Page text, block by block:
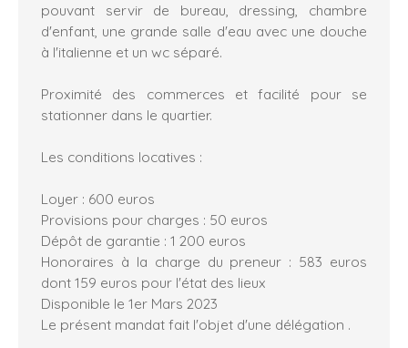
pouvant servir de bureau, dressing, chambre
d'enfant, une grande salle d'eau avec une douche
à l'italienne et un wc séparé.
Proximité des commerces et facilité pour se
stationner dans le quartier.
Les conditions locatives :
Loyer : 600 euros
Provisions pour charges : 50 euros
Dépôt de garantie : 1 200 euros
Honoraires à la charge du preneur : 583 euros
dont 159 euros pour l'état des lieux
Disponible le 1er Mars 2023
Le présent mandat fait l'objet d'une délégation .